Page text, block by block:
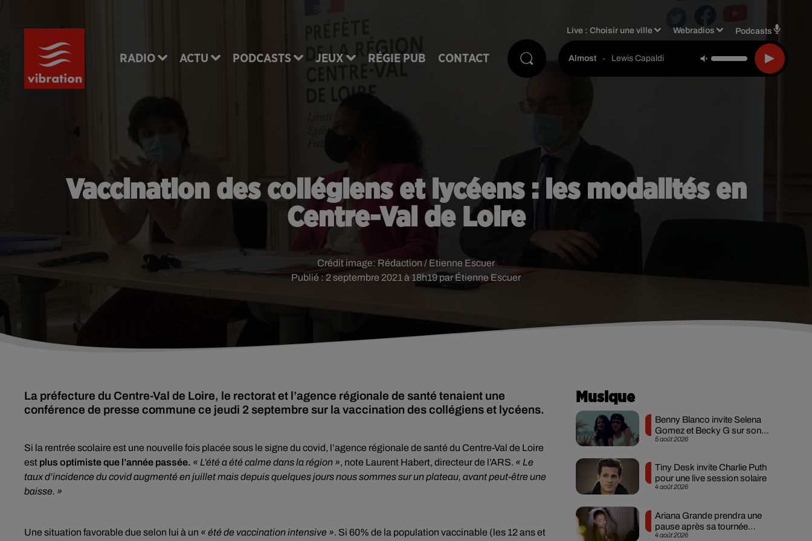
RADIO ACTU PODCASTS JEUX RÉGIE PUB CONTACT
Live :Choisir une ville Webradios Podcasts
Almost - Lewis Capaldi
Vaccination des collégiens et lycéens : les modalités en
Centre-Val de Loire
Publié : 2 septembre 2021 à 18h19 par Étienne Escuer
Crédit image: Rédaction / Etienne Escuer
La préfecture du Centre-Val de Loire, le rectorat et l’agence régionale de santé tenaient une
conférence de presse commune ce jeudi 2 septembre sur la vaccination des collégiens et lycéens.
Si la rentrée scolaire est une nouvelle fois placée sous le signe du covid, l’agence régionale de santé du Centre-Val de Loire
est plus optimiste que l’année passée. « L’été a été calme dans la région », note Laurent Habert, directeur de l’ARS. « Le
taux d’incidence du covid augmenté en juillet mais depuis quelques jours nous sommes sur un plateau, avant peut-être une
baisse. »
Une situation favorable due selon lui à un « été de vaccination intensive ». Si 60% de la population vaccinable (les 12 ans et
Musique
5 août 2026
Benny Blanco invite Selena
Gomez et Becky G sur son
nouveau single
4 août 2026
Tiny Desk invite Charlie Puth
pour une live session solaire
4 août 2026
Ariana Grande prendra une
pause après sa tournée
mondiale